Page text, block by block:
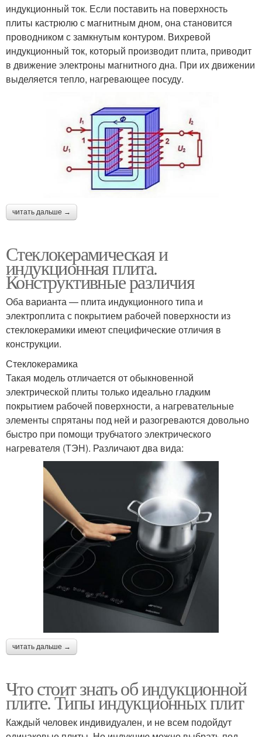
индукционный ток. Если поставить на поверхность
плиты кастрюлю с магнитным дном, она становится
проводником с замкнутым контуром. Вихревой
индукционный ток, который производит плита, приводит
в движение электроны магнитного дна. При их движении
выделяется тепло, нагревающее посуду.
читать дальше →
Стеклокерамическая и
индукционная плита.
Конструктивные различия
Оба варианта — плита индукционного типа и
электроплита с покрытием рабочей поверхности из
стеклокерамики имеют специфические отличия в
конструкции.
Стеклокерамика
Такая модель отличается от обыкновенной
электрической плиты только идеально гладким
покрытием рабочей поверхности, а нагревательные
элементы спрятаны под ней и разогреваются довольно
быстро при помощи трубчатого электрического
нагревателя (ТЭН). Различают два вида:
читать дальше →
Что стоит знать об индукционной
плите. Типы индукционных плит
Каждый человек индивидуален, и не всем подойдут